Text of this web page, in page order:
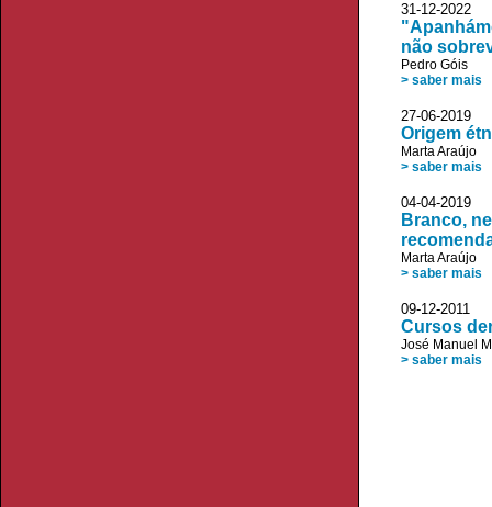
31-12-
não
Pedro Góis
> saber mais
27-06-2019
Origem
Marta Araújo
> saber mais
04-04-2019
Branco,
Marta Araújo
> saber mais
09-12-2011
Cursos
José Manuel
> saber mais